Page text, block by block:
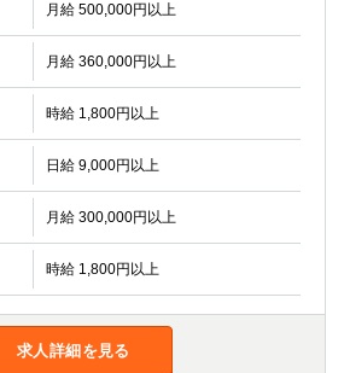
月給 500,000円以上
月給 360,000円以上
時給 1,800円以上
日給 9,000円以上
月給 300,000円以上
時給 1,800円以上
求人詳細を見る